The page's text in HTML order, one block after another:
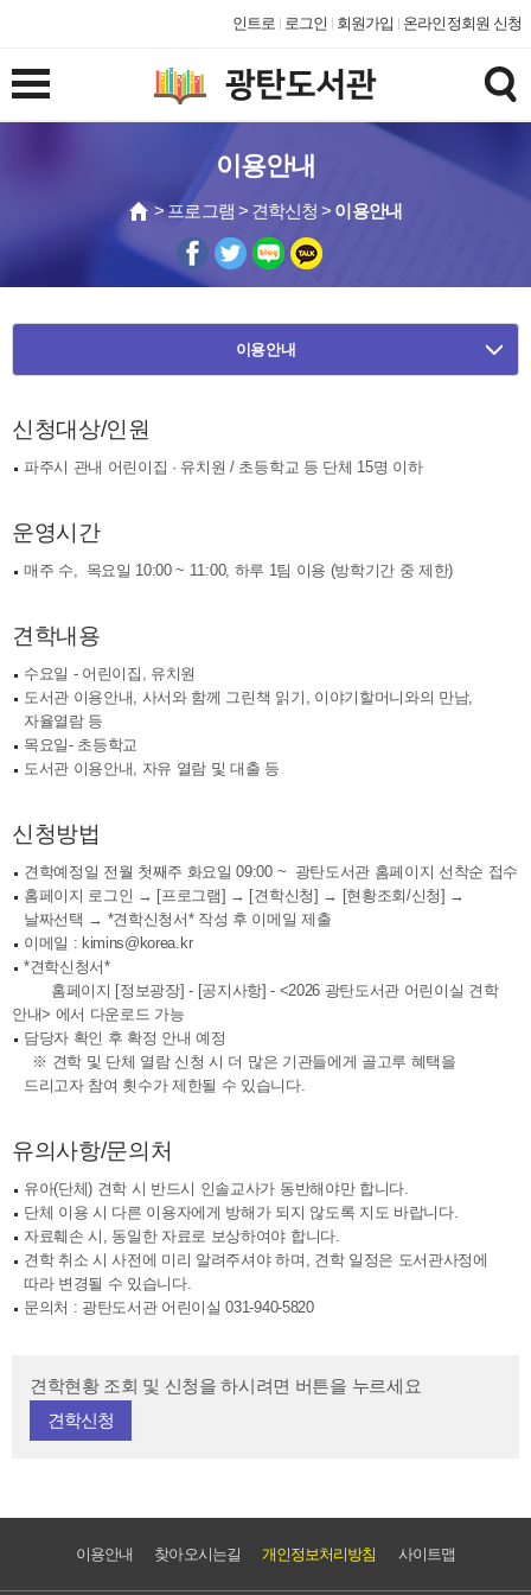
인트로 로그인 회원가입 온라인정회원 신청
이용안내
> 프로그램 > 견학신청 > 이용안내
이용안내
신청대상/인원
파주시 관내 어린이집 · 유치원 / 초등학교 등 단체 15명 이하
운영시간
매주 수, 목요일 10:00 ~ 11:00, 하루 1팀 이용 (방학기간 중 제한)
견학내용
수요일 - 어린이집, 유치원
도서관 이용안내, 사서와 함께 그린책 읽기, 이야기할머니와의 만남,
자율열람 등
목요일- 초등학교
도서관 이용안내, 자유 열람 및 대출 등
신청방법
견학예정일 전월 첫째주 화요일 09:00 ~ 광탄도서관 홈페이지 선착순 접수
홈페이지 로그인 → [프로그램] → [견학신청] → [현황조회/신청] →
날짜선택 → *견학신청서* 작성 후 이메일 제출
이메일 : kimins@korea.kr
*견학신청서*
홈페이지 [정보광장] - [공지사항] - <2026 광탄도서관 어린이실 견학
안내> 에서 다운로드 가능
담당자 확인 후 확정 안내 예정
※ 견학 및 단체 열람 신청 시 더 많은 기관들에게 골고루 혜택을
드리고자 참여 횟수가 제한될 수 있습니다.
유의사항/문의처
유아(단체) 견학 시 반드시 인솔교사가 동반해야만 합니다.
단체 이용 시 다른 이용자에게 방해가 되지 않도록 지도 바랍니다.
자료훼손 시, 동일한 자료로 보상하여야 합니다.
견학 취소 시 사전에 미리 알려주셔야 하며, 견학 일정은 도서관사정에
따라 변경될 수 있습니다.
문의처 : 광탄도서관 어린이실 031-940-5820
견학현황 조회 및 신청을 하시려면 버튼을 누르세요
견학신청
이용안내 찾아오시는길 개인정보처리방침 사이트맵